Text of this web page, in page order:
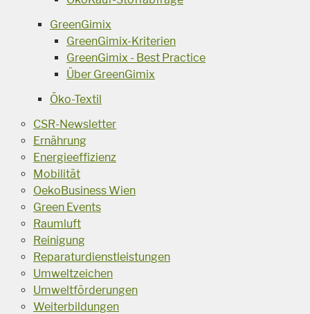
GreenGimix
GreenGimix-Kriterien
GreenGimix - Best Practice
Über GreenGimix
Öko-Textil
CSR-Newsletter
Ernährung
Energieeffizienz
Mobilität
OekoBusiness Wien
Green Events
Raumluft
Reinigung
Reparaturdienstleistungen
Umweltzeichen
Umweltförderungen
Weiterbildungen